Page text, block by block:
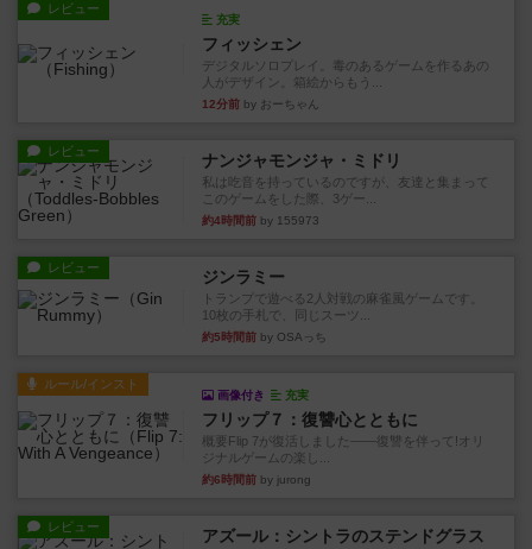
レビュー
充実
フィッシェン
デジタルソロプレイ。毒のあるゲームを作るあの
人がデザイン。箱絵からもう...
12分前 by おーちゃん
レビュー ナンジャモンジャ・ミドリ
私は吃音を持っているのですが、友達と集まって
このゲームをした際、3ゲー...
約4時間前 by 155973
レビュー ジンラミー
トランプで遊べる2人対戦の麻雀風ゲームです。
10枚の手札で、同じスーツ...
約5時間前 by OSAっち
ルール/インスト
画像付き 充実
フリップ７：復讐心とともに
概要Flip 7が復活しました――復讐を伴って!オリ
ジナルゲームの楽し...
約6時間前 by jurong
レビュー アズール：シントラのステンドグラス